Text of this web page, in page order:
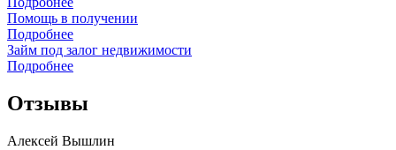
Помощь в получении
Подробнее
Займ под залог недвижимости
Подробнее
Отзывы
Алексей Вышлин